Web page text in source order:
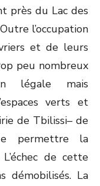
près du Lac des
l’occupation
et de leurs
peu nombreux
légale mais
verts et
de Tbilissi– de
permettre la
de cette
démobilisés. La